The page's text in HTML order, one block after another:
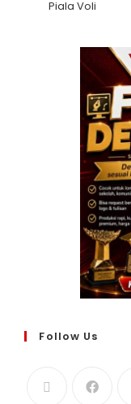
Piala Voli
Follow Us